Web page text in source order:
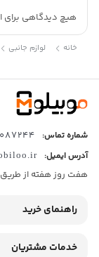
جیب توری داخلی
طراحی داخلی ساده
هیچ دیدگاهی
خانه لوازم جانبی
شماره تماس: 021
آدرس ایمیل:
هفت روز هفته از
راهنمای خرید
خدمات مشتریان